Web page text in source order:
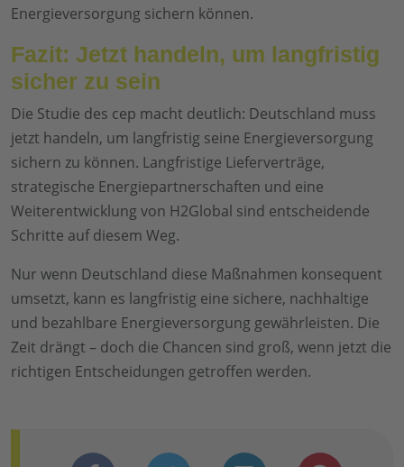
Energieversorgung sichern können.
Fazit: Jetzt handeln, um langfristig
sicher zu sein
Die Studie des cep macht deutlich: Deutschland muss
jetzt handeln, um langfristig seine Energieversorgung
sichern zu können. Langfristige Lieferverträge,
strategische Energiepartnerschaften und eine
Weiterentwicklung von H2Global sind entscheidende
Schritte auf diesem Weg.
Nur wenn Deutschland diese Maßnahmen konsequent
umsetzt, kann es langfristig eine sichere, nachhaltige
und bezahlbare Energieversorgung gewährleisten. Die
Zeit drängt – doch die Chancen sind groß, wenn jetzt die
richtigen Entscheidungen getroffen werden.